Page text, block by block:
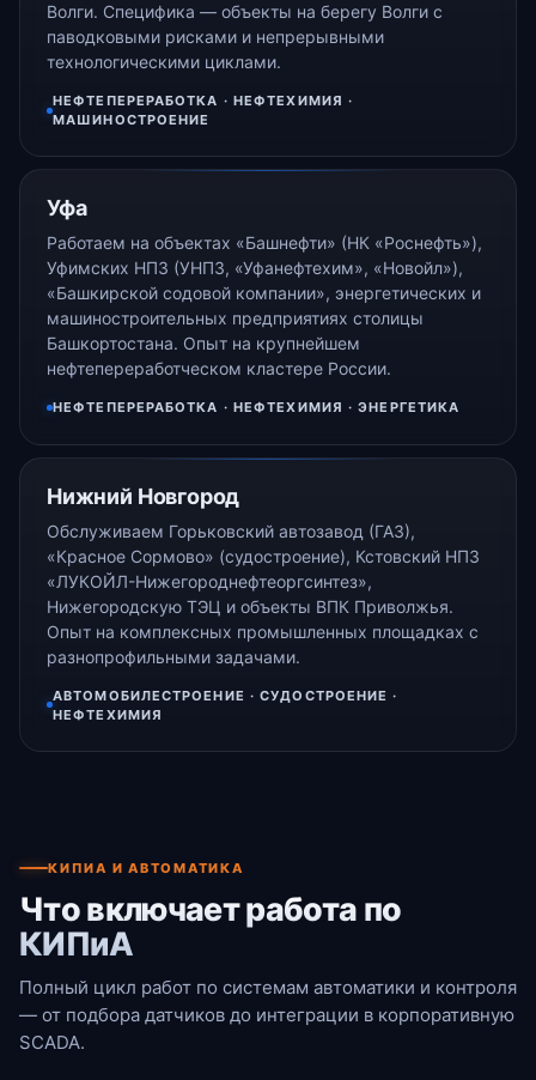
Волги. Специфика — объекты на берегу Волги с
паводковыми рисками и непрерывными
технологическими циклами.
НЕФТЕПЕРЕРАБОТКА · НЕФТЕХИМИЯ ·
МАШИНОСТРОЕНИЕ
Уфа
Работаем на объектах «Башнефти» (НК «Роснефть»),
Уфимских НПЗ (УНПЗ, «Уфанефтехим», «Новойл»),
«Башкирской содовой компании», энергетических и
машиностроительных предприятиях столицы
Башкортостана. Опыт на крупнейшем
нефтепереработческом кластере России.
НЕФТЕПЕРЕРАБОТКА · НЕФТЕХИМИЯ · ЭНЕРГЕТИКА
Нижний Новгород
Обслуживаем Горьковский автозавод (ГАЗ),
«Красное Сормово» (судостроение), Кстовский НПЗ
«ЛУКОЙЛ-Нижегороднефтеоргсинтез»,
Нижегородскую ТЭЦ и объекты ВПК Приволжья.
Опыт на комплексных промышленных площадках с
разнопрофильными задачами.
АВТОМОБИЛЕСТРОЕНИЕ · СУДОСТРОЕНИЕ ·
НЕФТЕХИМИЯ
КИПИА И АВТОМАТИКА
Что включает работа по
КИПиА
Полный цикл работ по системам автоматики и контроля
— от подбора датчиков до интеграции в корпоративную
SCADA.